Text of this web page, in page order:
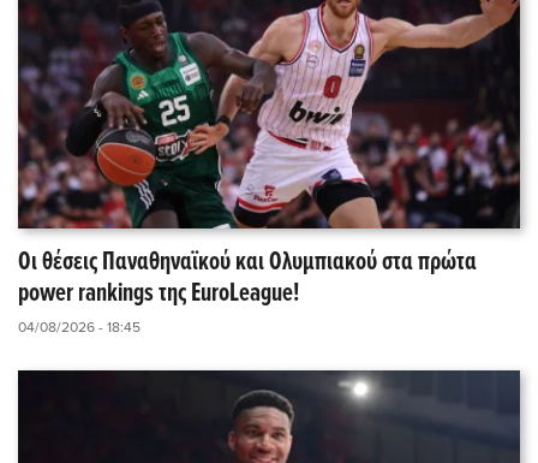
Οι θέσεις Παναθηναϊκού και Ολυμπιακού στα πρώτα
power rankings της EuroLeague!
04/08/2026 - 18:45